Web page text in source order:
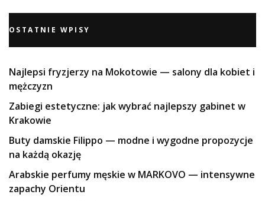
OSTATNIE WPISY
Najlepsi fryzjerzy na Mokotowie — salony dla kobiet i
mężczyzn
Zabiegi estetyczne: jak wybrać najlepszy gabinet w
Krakowie
Buty damskie Filippo — modne i wygodne propozycje
na każdą okazję
Arabskie perfumy męskie w MARKOVO — intensywne
zapachy Orientu